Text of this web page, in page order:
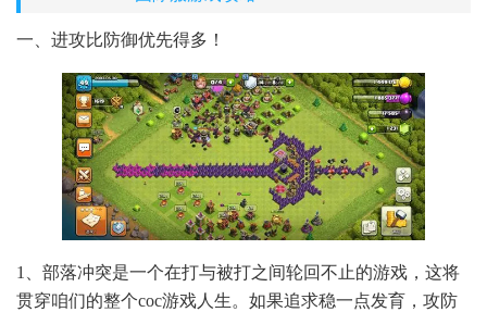
一、进攻比防御优先得多！
1、部落冲突是一个在打与被打之间轮回不止的游戏，这将
贯穿咱们的整个coc游戏人生。如果追求稳一点发育，攻防